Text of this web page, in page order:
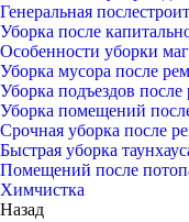
Генеральная
Уборка после
Особенности уборки
Уборка мусора после
Уборка подъездов после
Уборка помещений
Срочная уборка после
Быстрая уборка
Помещений после
Химчистка
Назад